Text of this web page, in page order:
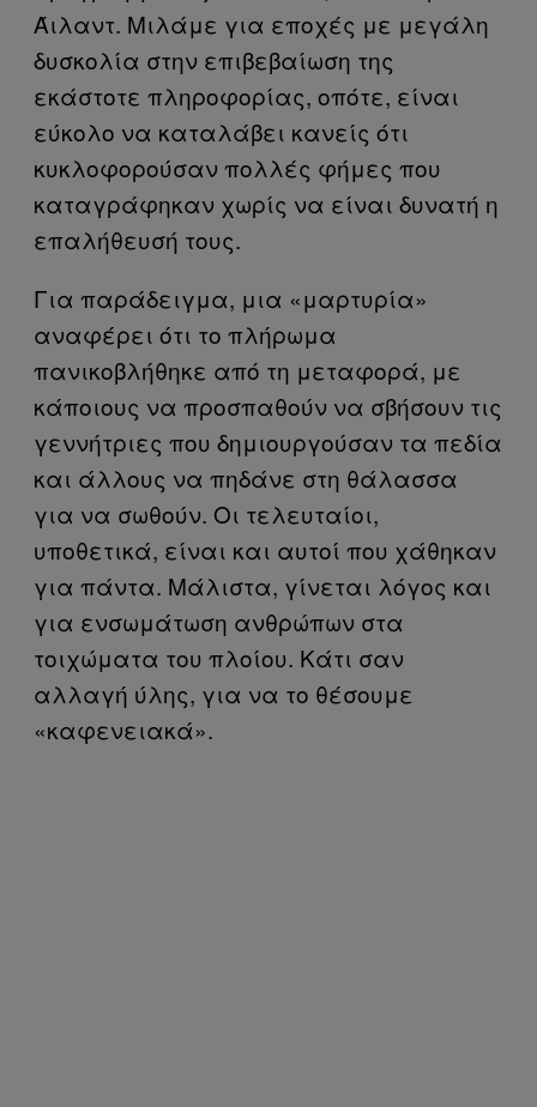
Άιλαντ. Μιλάμε για εποχές με μεγάλη
δυσκολία στην επιβεβαίωση της
εκάστοτε πληροφορίας, οπότε, είναι
εύκολο να καταλάβει κανείς ότι
κυκλοφορούσαν πολλές φήμες που
καταγράφηκαν χωρίς να είναι δυνατή η
επαλήθευσή τους.
Για παράδειγμα, μια «μαρτυρία»
αναφέρει ότι το πλήρωμα
πανικοβλήθηκε από τη μεταφορά, με
κάποιους να προσπαθούν να σβήσουν τις
γεννήτριες που δημιουργούσαν τα πεδία
και άλλους να πηδάνε στη θάλασσα
για να σωθούν. Οι τελευταίοι,
υποθετικά, είναι και αυτοί που χάθηκαν
για πάντα. Μάλιστα, γίνεται λόγος και
για ενσωμάτωση ανθρώπων στα
τοιχώματα του πλοίου. Κάτι σαν
αλλαγή ύλης, για να το θέσουμε
«καφενειακά».